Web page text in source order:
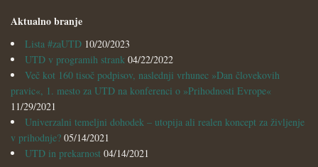
Aktualno branje
Lista #zaUTD 10/20/2023
UTD v programih strank 04/22/2022
Več kot 160 tisoč podpisov, naslednji vrhunec »Dan človekovih
pravic«, 1. mesto za UTD na konferenci o »Prihodnosti Evrope«
11/29/2021
Univerzalni temeljni dohodek – utopija ali realen koncept za življenje
v prihodnje? 05/14/2021
UTD in prekarnost 04/14/2021